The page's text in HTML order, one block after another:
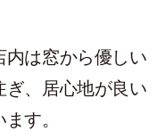
内は窓から優しい
ぎ、居心地が良い
す。